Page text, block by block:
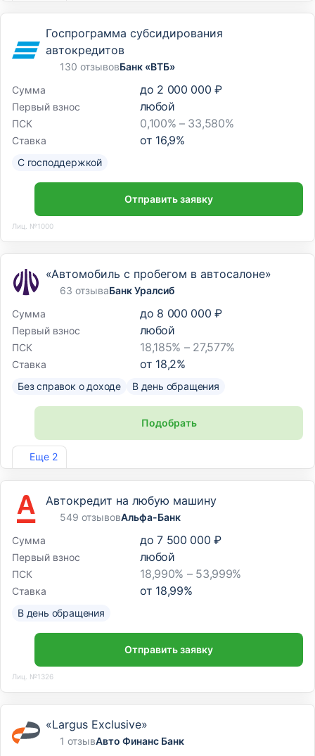
Госпрограмма субсидирования
автокредитов
130 отзывовБанк «ВТБ»
Сумма
до 2 000 000 ₽
Первый взнос любой
ПСК 0,100% – 33,580%
Ставка от 16,9%
С господдержкой
Отправить заявку
Лиц. №1000
Еще 2
«Автомобиль с пробегом в автосалоне»
63 отзываБанк Уралсиб
Сумма
до 8 000 000 ₽
Первый взнос любой
ПСК 18,185% – 27,577%
Ставка от 18,2%
Без справок о доходе В день обращения
Подобрать
Лиц. №2275
Автокредит на любую машину
549 отзывовАльфа-Банк
Сумма
до 7 500 000 ₽
Первый взнос любой
ПСК 18,990% – 53,999%
Ставка от 18,99%
В день обращения
Отправить заявку
Лиц. №1326
«Largus Exclusive»
1 отзывАвто Финанс Банк